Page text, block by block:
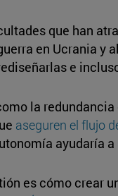
que han
en Ucrania y
e
la
aseguren el flujo
ayudaría
es cómo crear